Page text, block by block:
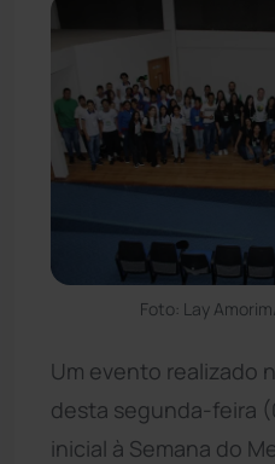
Foto: Lay
Um evento realizado
desta segunda-feira
inicial à Semana do